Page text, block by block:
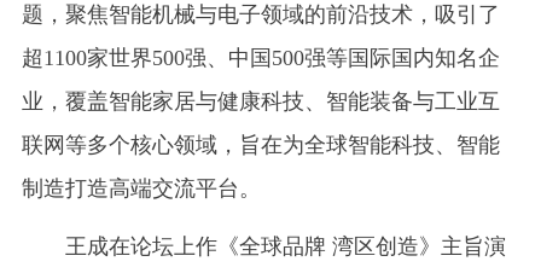
题，聚焦智能机械与电子领域的前沿技术，吸引了
超1100家世界500强、中国500强等国际国内知名企
业，覆盖智能家居与健康科技、智能装备与工业互
联网等多个核心领域，旨在为全球智能科技、智能
制造打造高端交流平台。
王成在论坛上作《全球品牌 湾区创造》主旨演